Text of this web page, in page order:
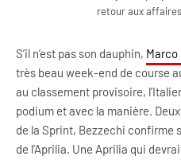
retour aux
S’il n’est pas son dauphin, Marco
très beau week-end de course
au classement provisoire,
podium et avec la manière.
de la Sprint, Bezzechi confirme
de l’Aprilia. Une Aprilia qui